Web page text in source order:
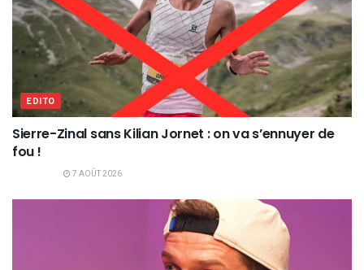
EDITO
Sierre-Zinal sans Kilian Jornet : on va s’ennuyer de
fou !
7 AOÛT 2026